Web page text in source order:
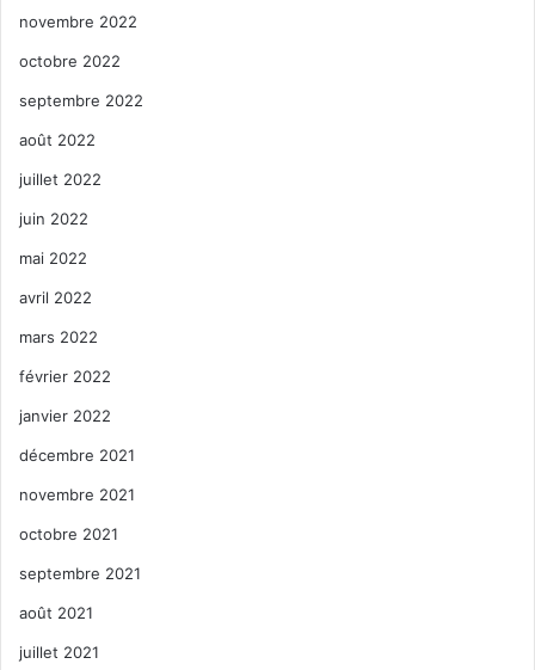
novembre 2022
octobre 2022
septembre 2022
août 2022
juillet 2022
juin 2022
mai 2022
avril 2022
mars 2022
février 2022
janvier 2022
décembre 2021
novembre 2021
octobre 2021
septembre 2021
août 2021
juillet 2021